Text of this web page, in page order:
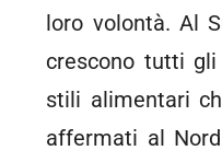
loro volontà. Al
crescono tutti
stili alimentari
affermati al